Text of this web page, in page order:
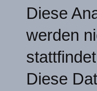
Diese
werden
Diese